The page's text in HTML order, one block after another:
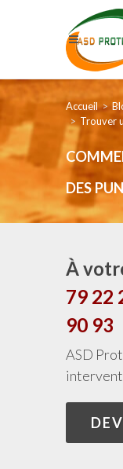
Accueil
Trouver
DES
À
79 22
90 93
ASD